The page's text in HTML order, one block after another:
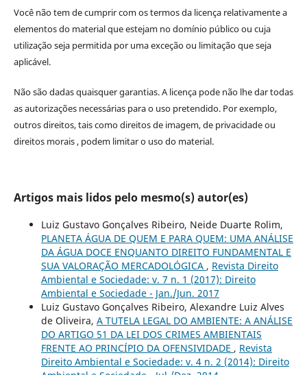
Você não tem de cumprir com os termos da licença relativamente a
elementos do material que estejam no domínio público ou cuja
utilização seja permitida por uma exceção ou limitação que seja
aplicável.
Não são dadas quaisquer garantias. A licença pode não lhe dar todas
as autorizações necessárias para o uso pretendido. Por exemplo,
outros direitos, tais como direitos de imagem, de privacidade ou
direitos morais , podem limitar o uso do material.
Artigos mais lidos pelo mesmo(s) autor(es)
Luiz Gustavo Gonçalves Ribeiro, Neide Duarte Rolim,
PLANETA ÁGUA DE QUEM E PARA QUEM: UMA ANÁLISE
DA ÁGUA DOCE ENQUANTO DIREITO FUNDAMENTAL E
SUA VALORAÇÃO MERCADOLÓGICA , Revista Direito
Ambiental e Sociedade: v. 7 n. 1 (2017): Direito
Ambiental e Sociedade - Jan./Jun. 2017
Luiz Gustavo Gonçalves Ribeiro, Alexandre Luiz Alves
de Oliveira, A TUTELA LEGAL DO AMBIENTE: A ANÁLISE
DO ARTIGO 51 DA LEI DOS CRIMES AMBIENTAIS
FRENTE AO PRINCÍPIO DA OFENSIVIDADE , Revista
Direito Ambiental e Sociedade: v. 4 n. 2 (2014): Direito